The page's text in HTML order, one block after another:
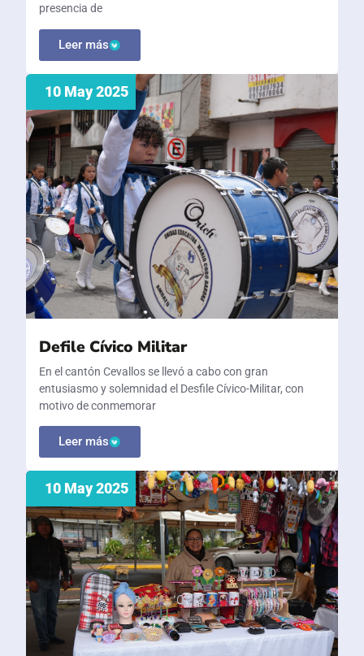
presencia de
Leer más
10 May 2025
Defile Cívico Militar
En el cantón Cevallos se llevó a cabo con gran
entusiasmo y solemnidad el Desfile Cívico-Militar, con
motivo de conmemorar
Leer más
10 May 2025